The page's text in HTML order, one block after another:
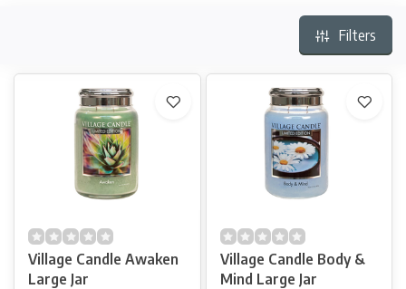
Filters
Village Candle Awaken
Large Jar
Village Candle Body &
Mind Large Jar